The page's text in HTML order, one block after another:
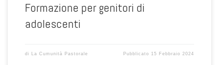
Formazione per genitori di
adolescenti
di La Cumunità Pastorale Pubblicato 15 Febbraio 2024